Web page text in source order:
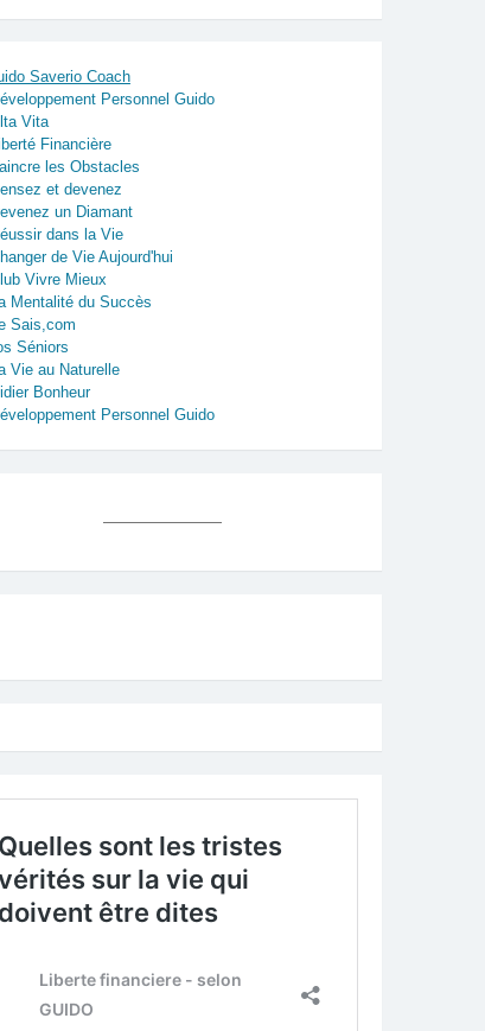
Saverio Coach
Personnel Guido
Vita
Financière
les Obstacles
et devenez
un Diamant
dans la Vie
de Vie Aujourd'hui
Vivre Mieux
Mentalité du Succès
Sais,com
Séniors
Vie au Naturelle
Bonheur
Personnel Guido